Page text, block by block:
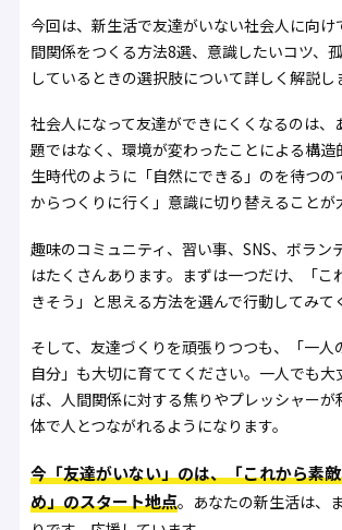
今回は、新生活で友達がいない社会人に向け
間関係をつくる方法8選、意識したいコツ、
しているときの選択肢について詳しく解説し
社会人になって友達ができにくくなるのは、
題ではなく、環境が変わったことによる構造
生時代のように「自然にできる」のを待つ
からつくりに行く」意識に切り替えることが
趣味のコミュニティ、習い事、SNS、ボラン
はたくさんあります。まずは一つだけ、「こ
きそう」と思える方法を選んで行動してみて
そして、友達づくりを頑張りつつも、「一人
自分」も大切に育ててください。一人でも
ば、人間関係に対する焦りやプレッシャーが
体で人とつながれるようになります。
今「友達がいない」のは、「これから素
め」のスタート地点。あなたの新生活は、